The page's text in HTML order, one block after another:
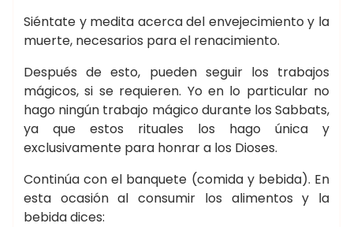
Siéntate y medita acerca del envejecimiento y la
muerte, necesarios para el renacimiento.
Después de esto, pueden seguir los trabajos
mágicos, si se requieren. Yo en lo particular no
hago ningún trabajo mágico durante los Sabbats,
ya que estos rituales los hago única y
exclusivamente para honrar a los Dioses.
Continúa con el banquete (comida y bebida). En
esta ocasión al consumir los alimentos y la
bebida dices: